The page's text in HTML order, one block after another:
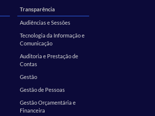
Transparência
Audiências e Sessões
Tecnologia da Informação e
Comunicação
Auditoria e Prestação de
Contas
Gestão
Gestão de Pessoas
Gestão Orçamentária e
Financeira